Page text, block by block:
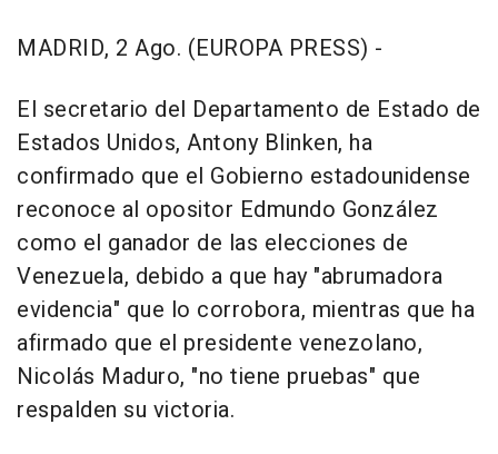
MADRID, 2 Ago. (EUROPA PRESS) -
El secretario del Departamento de Estado de
Estados Unidos, Antony Blinken, ha
confirmado que el Gobierno estadounidense
reconoce al opositor Edmundo González
como el ganador de las elecciones de
Venezuela, debido a que hay "abrumadora
evidencia" que lo corrobora, mientras que ha
afirmado que el presidente venezolano,
Nicolás Maduro, "no tiene pruebas" que
respalden su victoria.